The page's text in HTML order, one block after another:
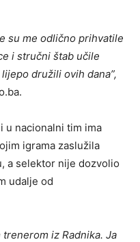
su me odlično prihvatile
i stručni štab učile
družili ovih dana”,
u nacionalni tim ima
igrama zaslužila
a selektor nije dozvolio
udalje od
iz Radnika. Ja